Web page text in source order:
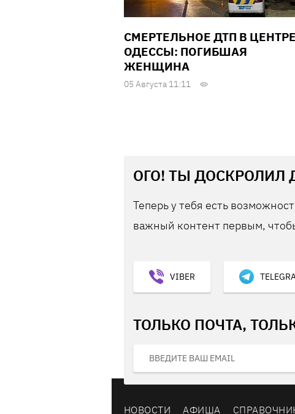
СМЕРТЕЛЬНОЕ ДТП В ЦЕНТРЕ
ОДЕССЫ: ПОГИБШАЯ
ЖЕНЩИНА
05 Августа 11:11
ОГО! ТЫ ДОСКРОЛИЛ
Теперь у тебя есть
важный контент первым,
VIBER
ТОЛЬКО ПОЧТА,
НОВОСТИ АФИША